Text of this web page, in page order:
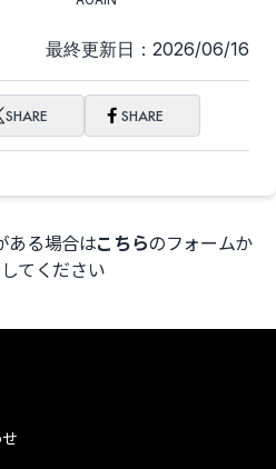
最終更新日：2026/06/16
SHARE SHARE
ある場合はこちらのフォームか
てください